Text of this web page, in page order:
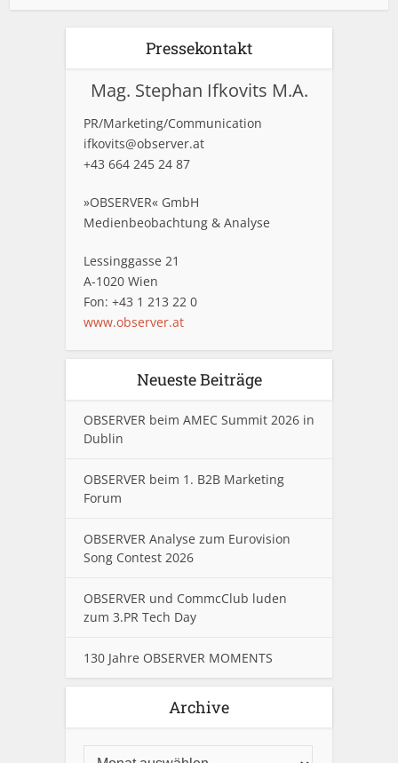
Pressekontakt
Mag. Stephan Ifkovits M.A.
PR/Marketing/Communication
ifkovits@observer.at
+43 664 245 24 87
»OBSERVER« GmbH
Medienbeobachtung & Analyse
Lessinggasse 21
A-1020 Wien
Fon: +43 1 213 22 0
www.observer.at
Neueste Beiträge
OBSERVER beim AMEC Summit 2026 in
Dublin
OBSERVER beim 1. B2B Marketing
Forum
OBSERVER Analyse zum Eurovision
Song Contest 2026
OBSERVER und CommcClub luden
zum 3.PR Tech Day
130 Jahre OBSERVER MOMENTS
Archive